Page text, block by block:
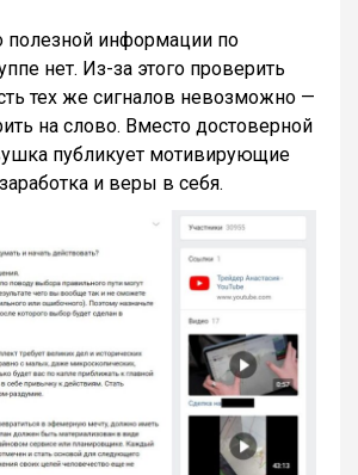
полезной информации по
нет. Из-за этого проверить
тех же сигналов невозможно —
на слово. Вместо достоверной
публикует мотивирующие
и веры в себя.